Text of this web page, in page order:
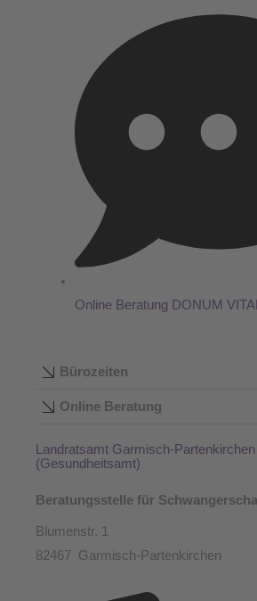
Online Beratung DONUM
Bürozeiten
Online Beratung
Landratsamt Garmisch-Partenkirchen
(Gesundheitsamt)
Beratungsstelle für
Blumenstr. 1
82467 Garmisch-Partenkirchen